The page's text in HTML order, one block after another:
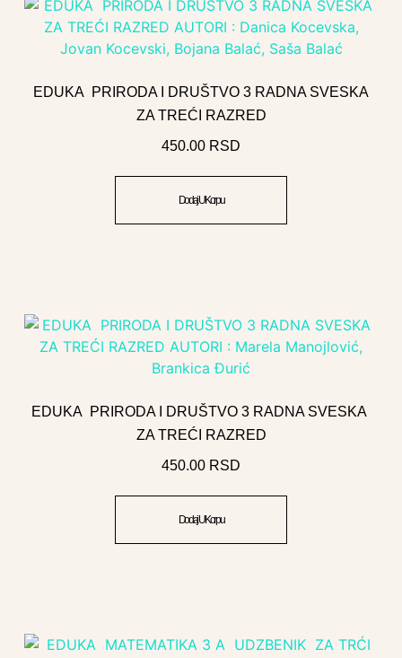
EDUKA PRIRODA I DRUŠTVO 3 RADNA SVESKA
ZA TREĆI RAZRED
450.00 RSD
Dodaj U Korpu
EDUKA PRIRODA I DRUŠTVO 3 RADNA SVESKA
ZA TREĆI RAZRED
450.00 RSD
Dodaj U Korpu